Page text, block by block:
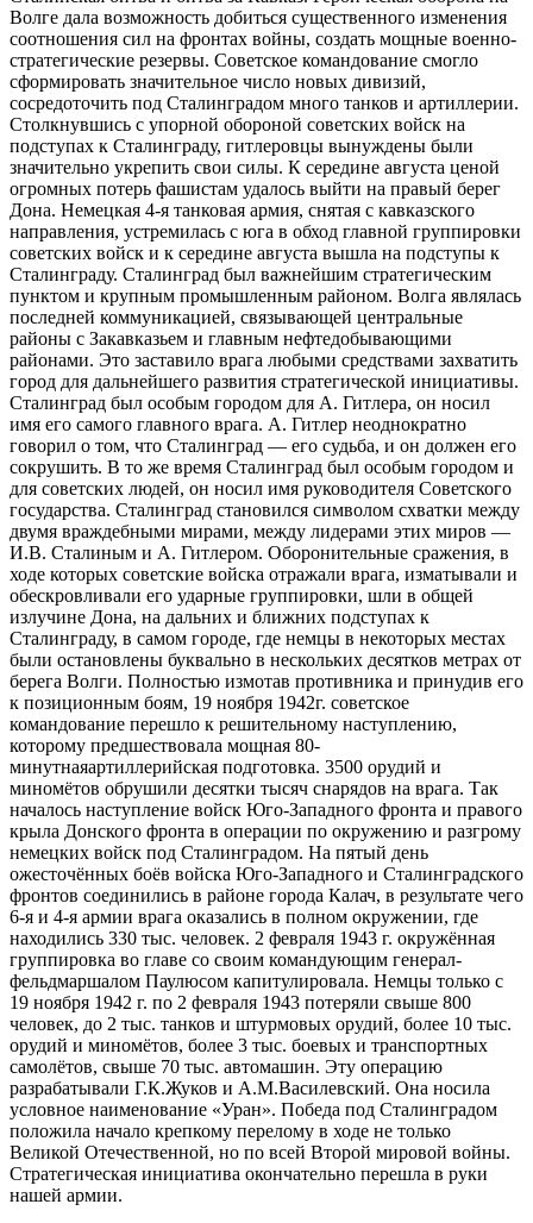
Волге дала возможность добиться существенного изменения
соотношения сил на фронтах войны, создать мощные военно-
стратегические резервы. Советское командование смогло
сформировать значительное число новых дивизий,
сосредоточить под Сталинградом много танков и артиллерии.
Столкнувшись с упорной обороной советских войск на
подступах к Сталинграду, гитлеровцы вынуждены были
значительно укрепить свои силы. К середине августа ценой
огромных потерь фашистам удалось выйти на правый берег
Дона. Немецкая 4-я танковая армия, снятая с кавказского
направления, устремилась с юга в обход главной группировки
советских войск и к середине августа вышла на подступы к
Сталинграду. Сталинград был важнейшим стратегическим
пунктом и крупным промышленным районом. Волга являлась
последней коммуникацией, связывающей центральные
районы с Закавказьем и главным нефтедобывающими
районами. Это заставило врага любыми средствами захватить
город для дальнейшего развития стратегической инициативы.
Сталинград был особым городом для А. Гитлера, он носил
имя его самого главного врага. А. Гитлер неоднократно
говорил о том, что Сталинград — его судьба, и он должен его
сокрушить. В то же время Сталинград был особым городом и
для советских людей, он носил имя руководителя Советского
государства. Сталинград становился символом схватки между
двумя враждебными мирами, между лидерами этих миров —
И.В. Сталиным и А. Гитлером. Оборонительные сражения, в
ходе которых советские войска отражали врага, изматывали и
обескровливали его ударные группировки, шли в общей
излучине Дона, на дальних и ближних подступах к
Сталинграду, в самом городе, где немцы в некоторых местах
были остановлены буквально в нескольких десятков метрах от
берега Волги. Полностью измотав противника и принудив его
к позиционным боям, 19 ноября 1942г. советское
командование перешло к решительному наступлению,
которому предшествовала мощная 80-
минутнаяартиллерийская подготовка. 3500 орудий и
миномётов обрушили десятки тысяч снарядов на врага. Так
началось наступление войск Юго-Западного фронта и правого
крыла Донского фронта в операции по окружению и разгрому
немецких войск под Сталинградом. На пятый день
ожесточённых боёв войска Юго-Западного и Сталинградского
фронтов соединились в районе города Калач, в результате чего
6-я и 4-я армии врага оказались в полном окружении, где
находились 330 тыс. человек. 2 февраля 1943 г. окружённая
группировка во главе со своим командующим генерал-
фельдмаршалом Паулюсом капитулировала. Немцы только с
19 ноября 1942 г. по 2 февраля 1943 потеряли свыше 800
человек, до 2 тыс. танков и штурмовых орудий, более 10 тыс.
орудий и миномётов, более 3 тыс. боевых и транспортных
самолётов, свыше 70 тыс. автомашин. Эту операцию
разрабатывали Г.К.Жуков и А.М.Василевский. Она носила
условное наименование «Уран». Победа под Сталинградом
положила начало крепкому перелому в ходе не только
Великой Отечественной, но по всей Второй мировой войны.
Стратегическая инициатива окончательно перешла в руки
нашей армии.